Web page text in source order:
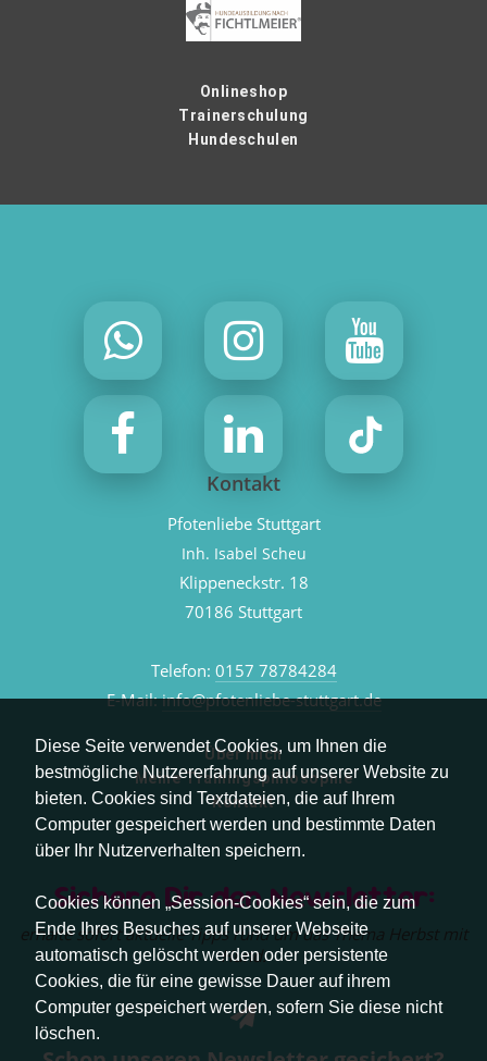
Diese Seite verwendet Cookies, um Ihnen die
bestmögliche Nutzererfahrung auf unserer Website zu
bieten. Cookies sind Textdateien, die auf Ihrem
Computer gespeichert werden und bestimmte Daten
über Ihr Nutzerverhalten speichern.
Cookies können „Session-Cookies“ sein, die zum
Ende Ihres Besuches auf unserer Webseite
automatisch gelöscht werden oder persistente
Cookies, die für eine gewisse Dauer auf ihrem
Computer gespeichert werden, sofern Sie diese nicht
löschen.
Onlineshop
Trainerschulung
Hundeschulen
Kontakt
Pfotenliebe Stuttgart
Inh. Isabel Scheu
Klippeneckstr. 18
70186 Stuttgart
Telefon: 0157 78784284
E-Mail:info@pfotenliebe-stuttgart.de
Über mich
Meine Trainingsphilosophie
Kontakt
Sichere Dir den Newsletter:
erhalte sofort aktuelle Tipps rund um das Thema Herbst mit
Hund.